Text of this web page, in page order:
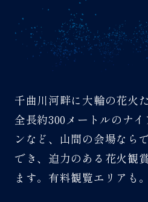
千曲川河畔に大輪の花火
全長約300メートルのナ
ンなど、山間の会場なら
でき、迫力のある花火観
ます。有料観覧エリアも。